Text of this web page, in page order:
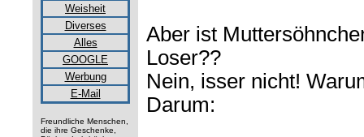
Weisheit
Diverses
Alles
GOOGLE
Werbung
E-Mail
Freundliche Menschen,
die ihre Geschenke,
Aber ist
Loser??
Nein, isser nicht!
Darum: